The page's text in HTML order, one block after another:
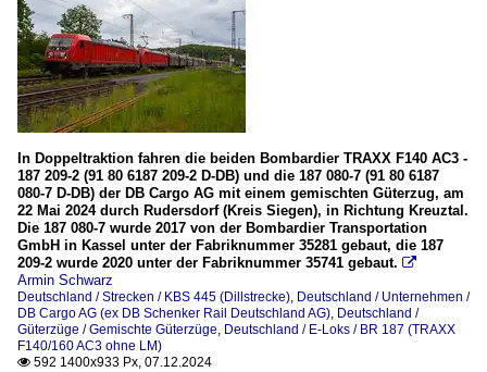
In Doppeltraktion fahren die beiden Bombardier TRAXX F140 AC3 -
187 209-2 (91 80 6187 209-2 D-DB) und die 187 080-7 (91 80 6187
080-7 D-DB) der DB Cargo AG mit einem gemischten Güterzug, am
22 Mai 2024 durch Rudersdorf (Kreis Siegen), in Richtung Kreuztal.
Die 187 080-7 wurde 2017 von der Bombardier Transportation
GmbH in Kassel unter der Fabriknummer 35281 gebaut, die 187
209-2 wurde 2020 unter der Fabriknummer 35741 gebaut. 
Armin Schwarz
Deutschland / Strecken / KBS 445 (Dillstrecke), Deutschland / Unternehmen /
DB Cargo AG (ex DB Schenker Rail Deutschland AG), Deutschland /
Güterzüge / Gemischte Güterzüge, Deutschland / E-Loks / BR 187 (TRAXX
F140/160 AC3 ohne LM)
 592 1400x933 Px, 07.12.2024